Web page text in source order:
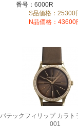
番号：6000R
S品価格：25300
N品価格：43600
パテックフィリップ カラト
001